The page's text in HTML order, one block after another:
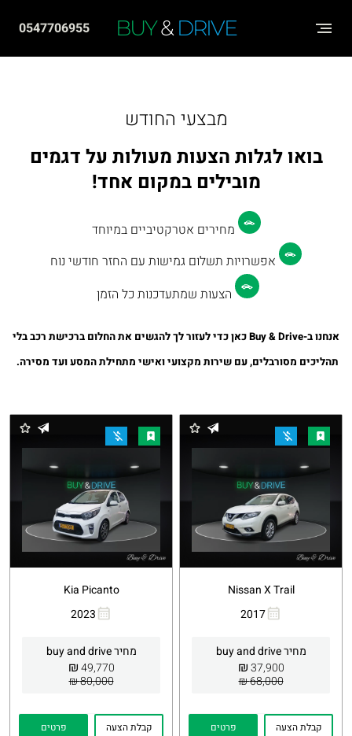
בְּאֲתָר
"נָגִישׁ
BUY&DRIVE
0547706955
מבצעי החודש
בואו לגלות הצעות מעולות על דגמים
מוביליםבמקום אחד!
מחירים אטרקטיביים במיוחד
אפשרויות תשלום גמישות עם החזר חודשי נוח
הצעות שמתעדכנות כל הזמן
אנחנו ב-Buy & Driveכאן כדי לעזור לך להגשים את החלום ברכישת רכב בלי
תהליכים מסורבלים,עם שירות מקצועי ואישי מתחילת המסע ועד מסירה.
Nissan X Trail
2017
מחיר buy and drive
37,900
₪
68,000 ₪
Whatsapp
קבלת הצעה פרטים
Kia Picanto
2023
מחיר buy and drive
49,770
₪
80,000 ₪
Whatsapp
קבלת הצעה פרטים